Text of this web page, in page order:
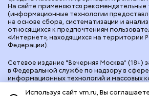
Сетевое издание "Вечерняя Москва" (18+)
в Федеральной службе по надзору в сфере
информационных технологий и массовых
90524 от 09.12.2025. Учредитель: АО
На сайте применяются рекомендательные
(информационные технологии
на основе сбора, систематизации и
относящихся к предпочтениям
«Интернет», находящихся на территории
Федерации).
Используя сайт vm.ru, Вы